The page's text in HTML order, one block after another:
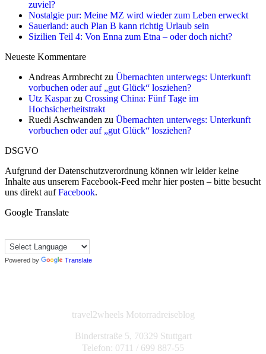
zuviel?
Nostalgie pur: Meine MZ wird wieder zum Leben erweckt
Sauerland: auch Plan B kann richtig Urlaub sein
Sizilien Teil 4: Von Enna zum Etna – oder doch nicht?
Neueste Kommentare
Andreas Armbrecht zu Übernachten unterwegs: Unterkunft
vorbuchen oder auf „gut Glück“ losziehen?
Utz Kasparzu Crossing China: Fünf Tage im
Hochsicherheitstrakt
Ruedi Aschwanden zu Übernachten unterwegs: Unterkunft
vorbuchen oder auf „gut Glück“ losziehen?
DSGVO
Aufgrund der Datenschutzverordnung können wir leider keine
Inhalte aus unserem Facebook-Feed mehr hier posten – bitte besucht
uns direkt aufFacebook.
Google Translate
Powered by Translate
travel2wheels Motorradreiseblog
Binderstraße 5, 70329 Stuttgart
Telefon: 0711 / 699 887-55